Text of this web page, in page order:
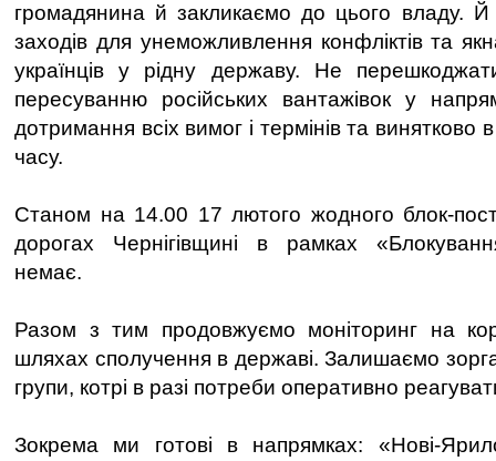
громадянина й закликаємо до цього владу.
заходів для унеможливлення конфліктів та
українців у рідну державу. Не
пересуванню російських вантажівок у
дотримання всіх вимог і термінів та винятково
часу.
Станом на 14.00 17 лютого жодного блок-
дорогах Чернігівщині в рамках
немає.
Разом з тим продовжуємо моніторинг на
шляхах сполучення в державі. Залишаємо
групи, котрі в разі потреби оперативно
Зокрема ми готові в напрямках: «Нові-